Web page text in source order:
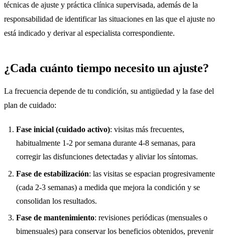
técnicas de ajuste y práctica clínica supervisada, además de la
responsabilidad de identificar las situaciones en las que el ajuste no
está indicado y derivar al especialista correspondiente.
¿Cada cuánto tiempo necesito un ajuste?
La frecuencia depende de tu condición, su antigüedad y la fase del
plan de cuidado:
Fase inicial (cuidado activo): visitas más frecuentes,
habitualmente 1-2 por semana durante 4-8 semanas, para
corregir las disfunciones detectadas y aliviar los síntomas.
Fase de estabilización: las visitas se espacian progresivamente
(cada 2-3 semanas) a medida que mejora la condición y se
consolidan los resultados.
Fase de mantenimiento: revisiones periódicas (mensuales o
bimensuales) para conservar los beneficios obtenidos, prevenir